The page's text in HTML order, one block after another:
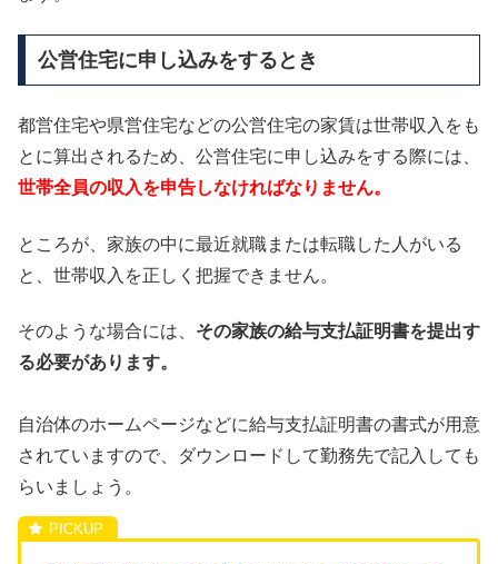
公営住宅に申し込みをするとき
都営住宅や県営住宅などの公営住宅の家賃は世帯収入をも
とに算出されるため、公営住宅に申し込みをする際には、
世帯全員の収入を申告しなければなりません。
ところが、家族の中に最近就職または転職した人がいる
と、世帯収入を正しく把握できません。
そのような場合には、 その家族の給与支払証明書を提出す
る必要があります。
自治体のホームページなどに給与支払証明書の書式が用意
されていますので、ダウンロードして勤務先で記入しても
らいましょう。